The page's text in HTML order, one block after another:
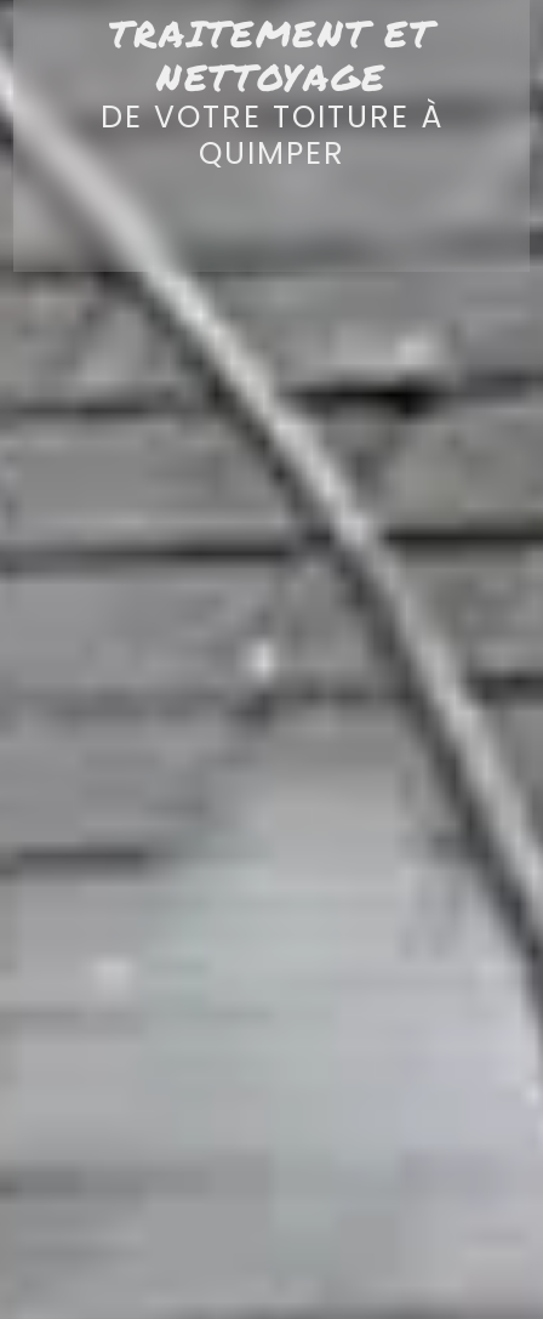
TRAITEMENT ET
NETTOYAGE
DE VOTRE TOITURE À
QUIMPER